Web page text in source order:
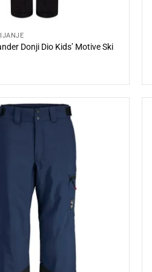
Donji Dio Kids’ Motive Ski